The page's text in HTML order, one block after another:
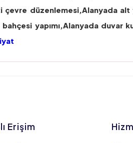
çevre düzenlemesi,Alanyada alt
bahçesi yapımı,Alanyada duvar
Erişim